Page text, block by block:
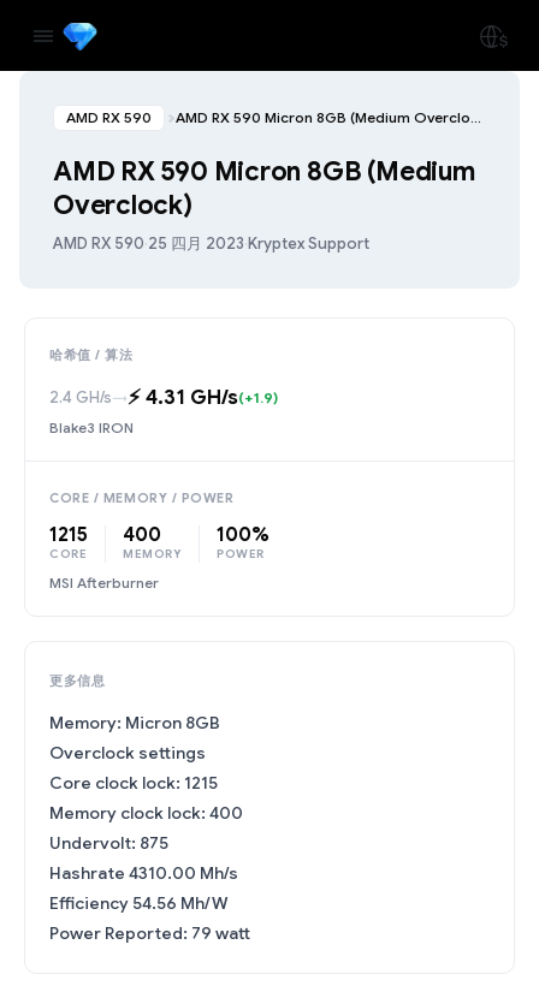
AMD RX 590 AMD RX 590 Micron 8GB (Medium Overclock)
AMD RX 590 Micron 8GB (Medium
Overclock)
AMD RX 590·25 四月 2023·Kryptex Support
哈希值 / 算法
2.4 GH/s→⚡️ 4.31 GH/s(+1.9)
Blake3 IRON
CORE / MEMORY / POWER
1215
CORE
400
MEMORY
100%
POWER
MSI Afterburner
更多信息
Memory: Micron 8GB
Overclock settings
Core clock lock: 1215
Memory clock lock: 400
Undervolt: 875
Hashrate 4310.00 Mh/s
Efficiency 54.56 Mh/W
Power Reported: 79 watt